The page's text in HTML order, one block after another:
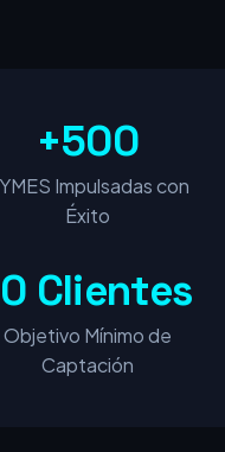
+500
Impulsadas con
Éxito
Clientes
Objetivo Mínimo de
Captación